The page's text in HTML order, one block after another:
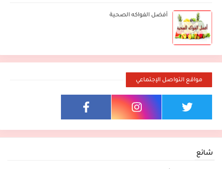
أفضل الفواكه الصحية
مواقع التواصل الإجتماعي
شائع